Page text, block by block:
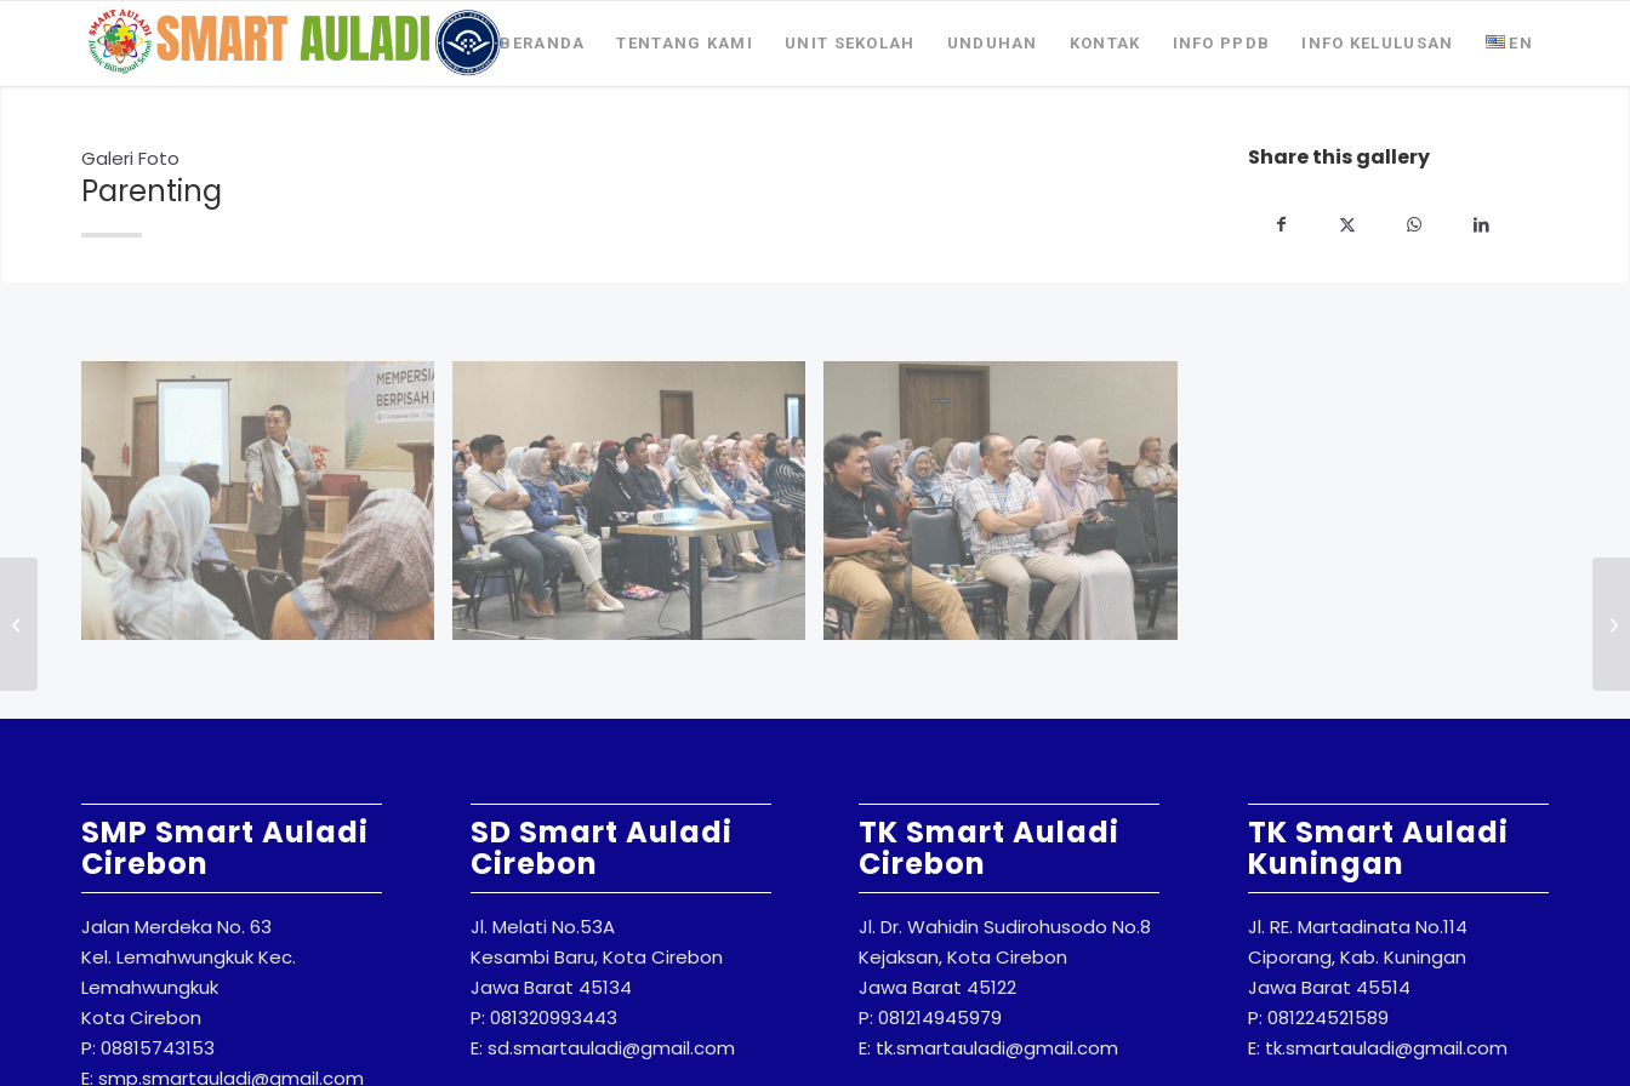
BERANDA TENTANG KAMI UNIT SEKOLAH UNDUHAN KONTAK INFO PPDB INFO KELULUSAN EN
Galeri Foto
Parenting
Share this gallery
SMP Smart Auladi
Cirebon
Jalan Merdeka No. 63
Kel. Lemahwungkuk Kec.
Lemahwungkuk
Kota Cirebon
P: 08815743153
E: smp.smartauladi@gmail.com
SD Smart Auladi
Cirebon
Jl. Melati No.53A
Kesambi Baru, Kota Cirebon
Jawa Barat 45134
P: 081320993443
E: sd.smartauladi@gmail.com
TK Smart Auladi
Cirebon
Jl. Dr. Wahidin Sudirohusodo No.8
Kejaksan, Kota Cirebon
Jawa Barat 45122
P: 081214945979
E: tk.smartauladi@gmail.com
TK Smart Auladi
Kuningan
Jl. RE. Martadinata No.114
Ciporang, Kab. Kuningan
Jawa Barat 45514
P: 081224521589
E: tk.smartauladi@gmail.com
Kajian Keagamaan